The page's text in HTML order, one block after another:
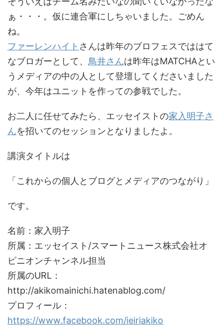
ぁ・・・。仮に連合軍にしちゃいました。ごめん
ね。
ファーレンハイト さんは昨年のブロフェスでははて
なブロガーとして、 鳥井さんは昨年はMATCHAとい
うメディアの中の人として登壇してくださいました
が、今年はユニットを作っての参戦でした。
お二人に任せてみたら、エッセイストの家入明子さ
んを招いてのセッションとなりましたよ。
講演タイトルは
「これからの個人とブログとメディアのつながり」
です。
名前：家入明子
所属：エッセイスト/スマートニュース株式会社オ
ピニオンチャンネル担当
所属のURL：
http://akikomainichi.hatenablog.com/
プロフィール：
https://www.facebook.com/ieiriakiko